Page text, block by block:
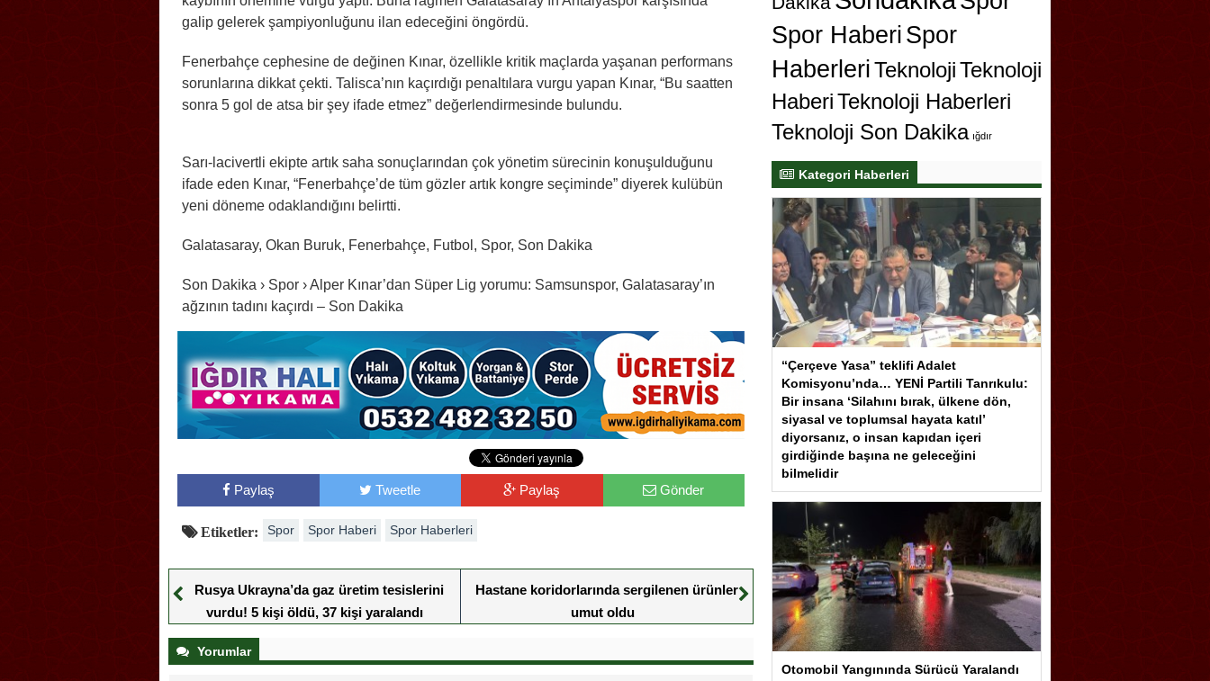
galip gelerek şampiyonluğunu ilan edeceğini öngördü.
Fenerbahçe cephesine de değinen Kınar, özellikle kritik maçlarda yaşanan performans
sorunlarına dikkat çekti. Talisca’nın kaçırdığı penaltılara vurgu yapan Kınar, “Bu saatten
sonra 5 gol de atsa bir şey ifade etmez” değerlendirmesinde bulundu.
Sarı-lacivertli ekipte artık saha sonuçlarından çok yönetim sürecinin konuşulduğunu
ifade eden Kınar, “Fenerbahçe’de tüm gözler artık kongre seçiminde” diyerek kulübün
yeni döneme odaklandığını belirtti.
Galatasaray, Okan Buruk, Fenerbahçe, Futbol, Spor, Son Dakika
Son Dakika › Spor › Alper Kınar’dan Süper Lig yorumu: Samsunspor, Galatasaray’ın
ağzının tadını kaçırdı – Son Dakika
Paylaş Tweetle Paylaş Gönder
Etiketler: Spor Spor Haberi Spor Haberleri
Rusya Ukrayna’da gaz üretim tesislerini
vurdu! 5 kişi öldü, 37 kişi yaralandı
Hastane koridorlarında sergilenen ürünler
umut oldu
Yorumlar
Spor Haberi Spor
HaberleriTeknolojiTeknoloji
HaberiTeknoloji Haberleri
Teknoloji Son Dakika ığdır
Kategori Haberleri
“Çerçeve Yasa” teklifi Adalet
Komisyonu’nda… YENİ Partili Tanrıkulu:
Bir insana ‘Silahını bırak, ülkene dön,
siyasal ve toplumsal hayata katıl’
diyorsanız, o insan kapıdan içeri
girdiğinde başına ne geleceğini
bilmelidir
Otomobil Yangınında Sürücü Yaralandı